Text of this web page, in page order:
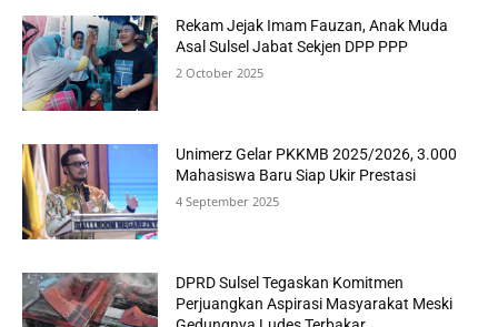
Rekam Jejak Imam Fauzan, Anak Muda
Asal Sulsel Jabat Sekjen DPP PPP
2 October 2025
Unimerz Gelar PKKMB 2025/2026, 3.000
Mahasiswa Baru Siap Ukir Prestasi
4 September 2025
DPRD Sulsel Tegaskan Komitmen
Perjuangkan Aspirasi Masyarakat Meski